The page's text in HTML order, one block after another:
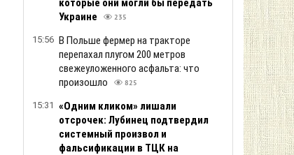
которые они могли бы передать
Украине
235
15:56 В Польше фермер на тракторе
перепахал плугом 200 метров
свежеуложенного асфальта: что
произошло
825
15:31 «Одним кликом» лишали
отсрочек: Лубинец подтвердил
системный произвол и
фальсификации в ТЦК на